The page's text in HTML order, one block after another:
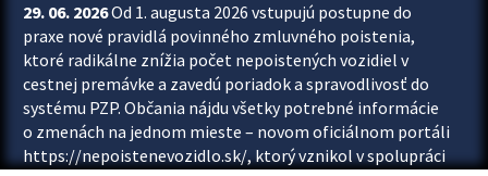
29. 06. 2026Od 1. augusta 2026 vstupujú postupne do
praxe nové pravidlá povinného zmluvného poistenia,
ktoré radikálne znížia počet nepoistených vozidiel v
cestnej premávke a zavedú poriadok a spravodlivosť do
systému PZP. Občania nájdu všetky potrebné informácie
o zmenách na jednom mieste – novom oficiálnom portáli
https://nepoistenevozidlo.sk/, ktorý vznikol v spolupráci